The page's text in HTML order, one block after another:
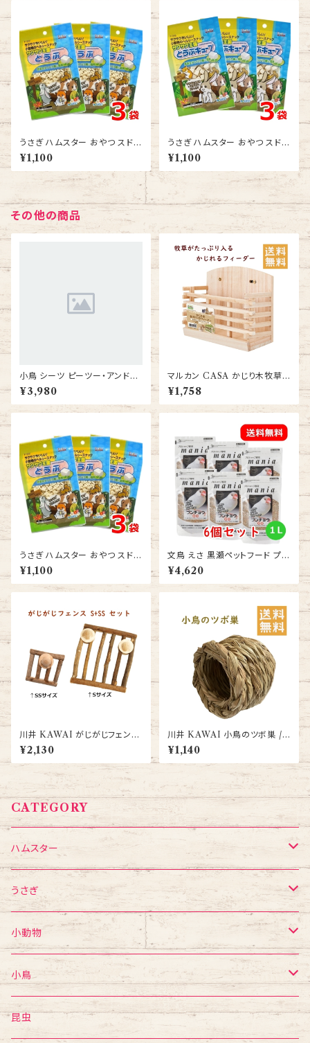
うさぎ ハムスター おやつ スドー
サクサク王国 とうふ 10ｇ 3袋
送料無料
¥1,100
うさぎ ハムスター おやつ スドー
サクサク王国 とうふキューブ 10
ｇ 3袋 送料無料
¥1,100
その他の商品
小鳥 シーツ ピーツー・アンド・
アソシエイツ 小鳥用シーツ 120
枚 ホワイト 3個セット 送料無料
インコ 文鳥 尿 糞 掃除用シーツ
¥3,980
マルカン CASA かじり木牧草ワ
イドフィーダー うさぎ エサ入れ
牧草入れ かじり木 チンチラ モ
ルモット
¥1,758
うさぎ ハムスター おやつ スドー
サクサク王国 とうふ 10ｇ 3袋
送料無料
¥1,100
文鳥 えさ 黒瀬ペットフード プロ
ショップ専用 マニア（mania） 文
鳥 1L ブンチョウ エサ 6個セット
送料無料
¥4,620
川井 KAWAI がじがじフェンス
S + SSセット うさぎ かじり木 フ
ェンス 小動物 送料無料
¥2,130
川井 KAWAI 小鳥のツボ巣 /
インコ 文鳥 巣
¥1,140
CATEGORY
ハムスター
フード・おやつ
食器・給水ボトル
かじり木・おもちゃ
ゲージ・ハウス
うさぎ
フード・おやつ
食器・給水ボトル
かじり木・おもちゃ
小動物
フード・おやつ
食器・給水ボトル
小鳥
mania
昆虫